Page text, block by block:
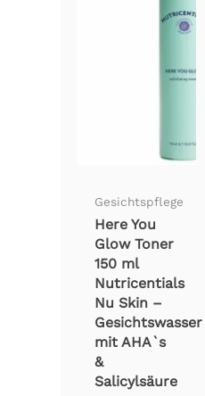
Gesichtspflege
Here You
Glow Toner
150 ml
Nutricentials
Nu Skin –
Gesichtswasser
mit AHA`s
&
Salicylsäure